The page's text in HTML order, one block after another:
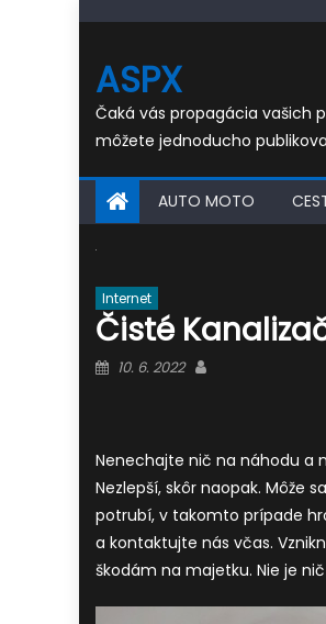
content
ASPX
Čaká vás propagácia vašich
môžete jednoducho
AUTO MOTO
Internet
Čisté
Posted
10. 6. 2022
Nenechajte nič na náhodu a
Nezlepší, skôr naopak. Môže
potrubí, v takomto prípade
a kontaktujte nás včas.
škodám na majetku. Nie je